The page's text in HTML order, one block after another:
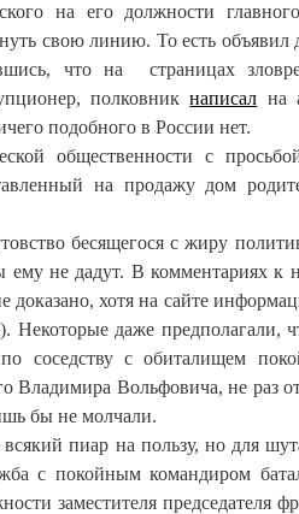
на его должности
свою линию. То есть объявил
что на страницах
полковникнаписал на
подобного в России нет.
общественности с
на продажу дом
бесящегося с жиру
не дадут. В комментариях к
доказано, хотя на сайте
Некоторые даже предполагали,
соседству с обиталищем
Владимира Вольфовича, не раз
бы не молчали.
пиар на пользу, но для
с покойным командиром
заместителя председателя